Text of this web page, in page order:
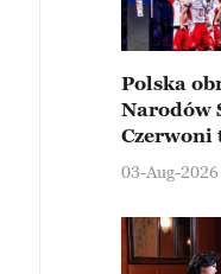
Polska
Narodów
Ningbo
03-Aug-2026